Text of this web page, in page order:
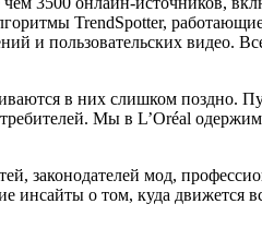
TrendSpotter,
и пользовательских видео.
в них слишком поздно.
Мы в L’Oréal
законодателей мод,
о том, куда движется